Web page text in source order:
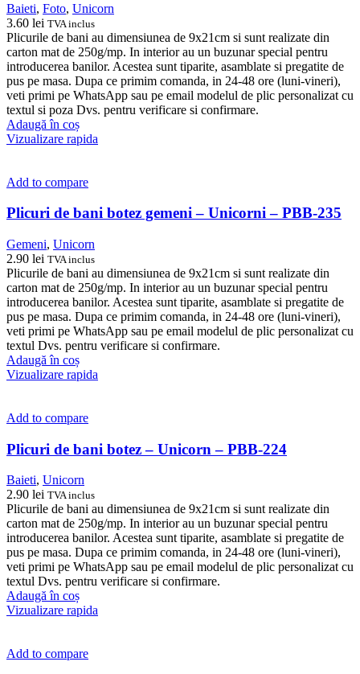
Baieti, Foto, Unicorn
3.60 lei TVA inclus
Plicurile de bani au dimensiunea de 9x21cm si sunt realizate din
carton mat de 250g/mp. In interior au un buzunar special pentru
introducerea banilor. Acestea sunt tiparite, asamblate si pregatite de
pus pe masa. Dupa ce primim comanda, in 24-48 ore (luni-vineri),
veti primi pe WhatsApp sau pe email modelul de plic personalizat cu
textul si poza Dvs. pentru verificare si confirmare.
Adaugă în coș
Vizualizare rapida
Add to compare
Plicuri de bani botez gemeni – Unicorni – PBB-235
Gemeni, Unicorn
2.90 lei TVA inclus
Plicurile de bani au dimensiunea de 9x21cm si sunt realizate din
carton mat de 250g/mp. In interior au un buzunar special pentru
introducerea banilor. Acestea sunt tiparite, asamblate si pregatite de
pus pe masa. Dupa ce primim comanda, in 24-48 ore (luni-vineri),
veti primi pe WhatsApp sau pe email modelul de plic personalizat cu
textul Dvs. pentru verificare si confirmare.
Adaugă în coș
Vizualizare rapida
Add to compare
Plicuri de bani botez – Unicorn – PBB-224
Baieti, Unicorn
2.90 lei TVA inclus
Plicurile de bani au dimensiunea de 9x21cm si sunt realizate din
carton mat de 250g/mp. In interior au un buzunar special pentru
introducerea banilor. Acestea sunt tiparite, asamblate si pregatite de
pus pe masa. Dupa ce primim comanda, in 24-48 ore (luni-vineri),
veti primi pe WhatsApp sau pe email modelul de plic personalizat cu
textul Dvs. pentru verificare si confirmare.
Adaugă în coș
Vizualizare rapida
Add to compare